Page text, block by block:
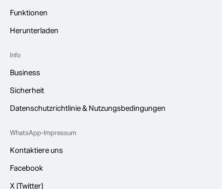
Funktionen
Herunterladen
Info
Business
Sicherheit
Datenschutzrichtlinie & Nutzungsbedingungen
WhatsApp-Impressum
Kontaktiere uns
Facebook
X (Twitter)